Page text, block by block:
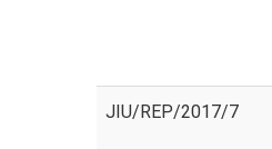
JIU/REP/2017/7